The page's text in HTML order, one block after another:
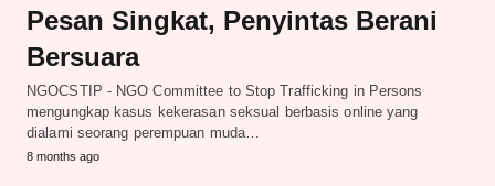
Pesan Singkat, Penyintas Berani
Bersuara
NGOCSTIP - NGO Committee to Stop Trafficking in Persons
mengungkap kasus kekerasan seksual berbasis online yang
dialami seorang perempuan muda…
8 months ago